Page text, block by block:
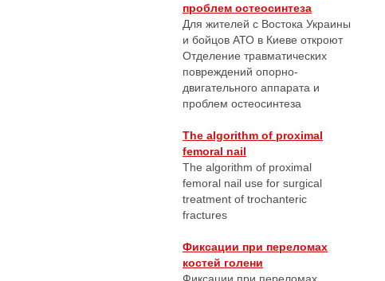
проблем остеосинтеза
Для жителей с Востока Украины
и бойцов АТО в Киеве откроют
Отделение травматических
повреждений опорно-
двигательного аппарата и
проблем остеосинтеза
The algorithm of proximal
femoral nail
The algorithm of proximal
femoral nail use for surgical
treatment of trochanteric
fractures
Фиксации при переломах
костей голени